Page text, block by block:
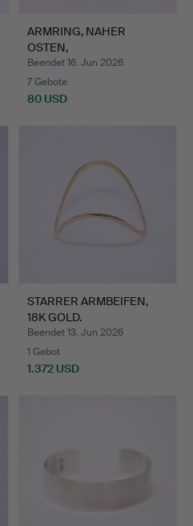
ARMRING, NAHER
OSTEN,
WAHRSCHEINLICH
JEMEN.
Beendet 16. Jun 2026
7 Gebote
80 USD
STARRER ARMBEIFEN,
18K GOLD.
Beendet 13. Jun 2026
1 Gebot
1.372 USD